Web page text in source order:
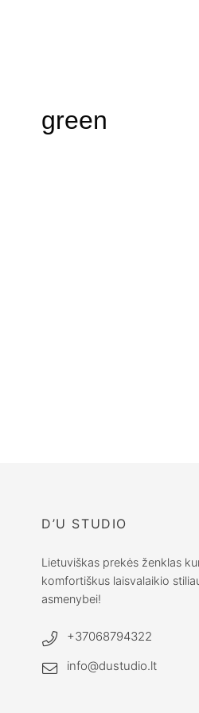
green
D’U STUDIO
Lietuviškas prekės ženklas
komfortiškus laisvalaikio
asmenybei!
+37068794322
info@dustudio.lt